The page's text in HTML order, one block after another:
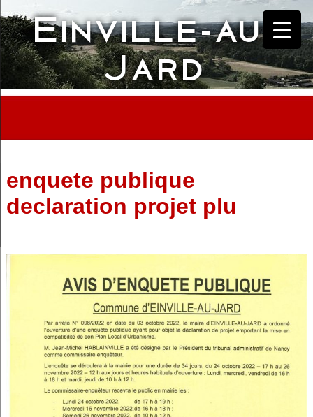
to
content Einville-au-
Jard
enquete publique
declaration projet plu